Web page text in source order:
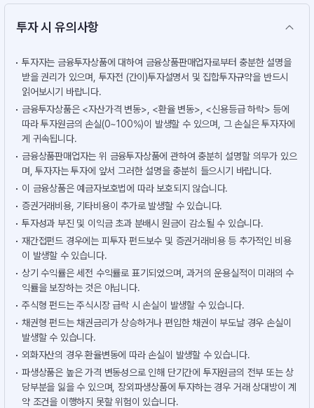
투자 시 유의사항
투자자는 금융투자상품에 대하여 금융상품판매업자로부터 충분한 설명을
받을 권리가 있으며, 투자전 (간이)투자설명서 및 집합투자규약을 반드시
읽어보시기 바랍니다.
금융투자상품은 <자산가격 변동>, <환율 변동>, <신용등급 하락> 등에
따라 투자원금의 손실(0~100%)이 발생할 수 있으며, 그 손실은 투자자에
게 귀속됩니다.
금융상품판매업자는 위 금융투자상품에 관하여 충분히 설명할 의무가 있으
며, 투자자는 투자에 앞서 그러한 설명을 충분히 들으시기 바랍니다.
이 금융상품은 예금자보호법에 따라 보호되지 않습니다.
증권거래비용, 기타비용이 추가로 발생할 수 있습니다.
투자성과 부진 및 이익금 초과 분배시 원금이 감소될 수 있습니다.
재간접펀드 경우에는 피투자 펀드보수 및 증권거래비용 등 추가적인 비용
이 발생할 수 있습니다.
상기 수익률은 세전 수익률로 표기되었으며, 과거의 운용실적이 미래의 수
익률을 보장하는 것은 아닙니다.
주식형 펀드는 주식시장 급락 시 손실이 발생할 수 있습니다.
채권형 펀드는 채권금리가 상승하거나 편입한 채권이 부도날 경우 손실이
발생할 수 있습니다.
외화자산의 경우 환율변동에 따라 손실이 발생할 수 있습니다.
파생상품은 높은 가격 변동성으로 인해 단기간에 투자원금의 전부 또는 상
당부분을 잃을 수 있으며, 장외파생상품에 투자하는 경우 거래 상대방이 계
약 조건을 이행하지 못할 위험이 있습니다.